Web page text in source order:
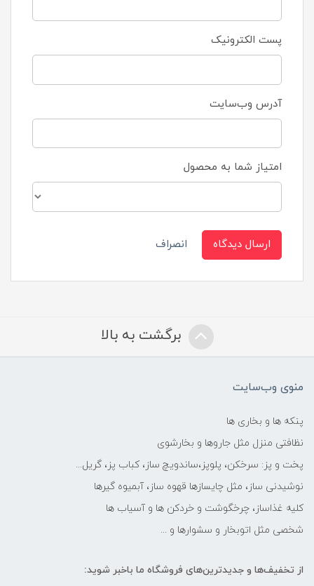
پست الکترونیک
آدرس وب‌سایت
امتیاز شما به محصول
ارسال دیدگاه انصراف
برگشت به بالا
منوی وب‌سایت
پنکه ها و بخاری ها
نظافتی منزل مثل جاروها و بخارشوی
پخت و پز: سرخکن، پلوپز،ساندویچ ساز، کباب پز، گریل...
نوشیدنی ساز، مثل چایسازها قهوه ساز، آبمیوه گیرها
کلیه غذاساز، چرخگوشت و خردکن ها و آسیاب ها
شخصی مثل اتوبخار و سشوارها و ...
از تخفیف‌ها و جدیدترین‌های فروشگاه ما باخبر شوید: